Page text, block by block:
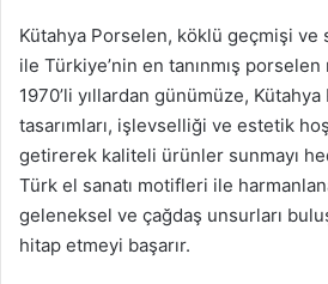
Kütahya Porselen, köklü geçmişi ve
ile Türkiye’nin en tanınmış
1970’li yıllardan günümüze,
tasarımları, işlevselliği ve estetik
getirerek kaliteli ürünler sunmayı
Türk el sanatı motifleri ile
geleneksel ve çağdaş unsurları
hitap etmeyi başarır.